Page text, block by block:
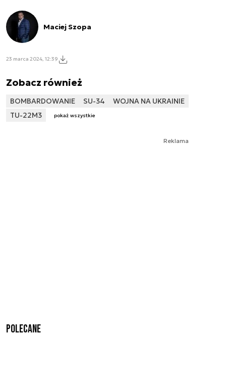
Maciej Szopa
23 marca 2024, 12:39
Zobacz również
BOMBARDOWANIE SU-34
WOJNA NA UKRAINIE
TU-22M3
pokaż wszystkie
Reklama
Polecane